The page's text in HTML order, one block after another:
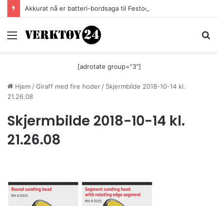
Akkurat nå er batteri-bordsaga til Festool billigere
Meny
[adrotate group="3"]
Hjem /Giraff med fire hoder / Skjermbilde 2018-10-14 kl.
21.26.08
Skjermbilde 2018-10-14 kl.
21.26.08